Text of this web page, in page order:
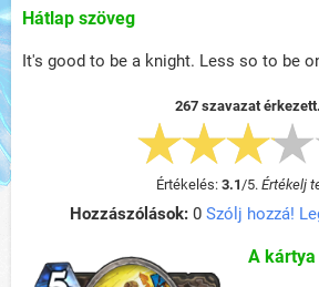
Hátlap szöveg
It's good to be a knight. Less so to be
267 szavazat érkezett.
Értékelés: 3.1/5. Értékelj
Hozzászólások:0 Szólj hozzá!
A